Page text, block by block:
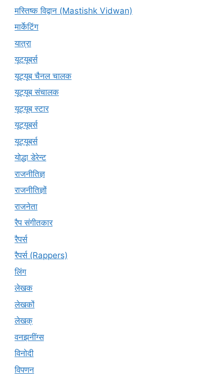
मस्तिष्क विद्वान (Mastishk Vidwan)
मार्केटिंग
यात्रा
यूटयूबर्स
यूट्यूब चैनल चालक
यूट्यूब संचालक
यूट्यूब स्टार
यूट्यूबर्स
यूट्‍यूबर्स
योद्धा डेरेन्ट
राजनीतिज्ञ
राजनीतिज्ञों
राजनेता
रैप संगीतकार
रैपर्स
रैपर्स (Rappers)
लिंग
लेखक
लेखकों
लेखक्
वनझनींग्स
विनोदी
विपणन